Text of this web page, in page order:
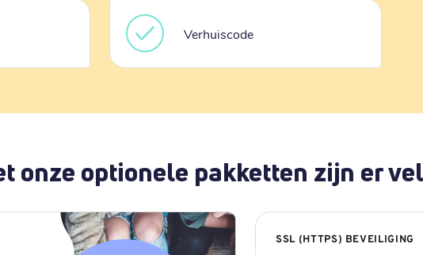
Verhuiscode
onze optionele pakketten zijn er
SSL (HTTPS) BEVEILIGING